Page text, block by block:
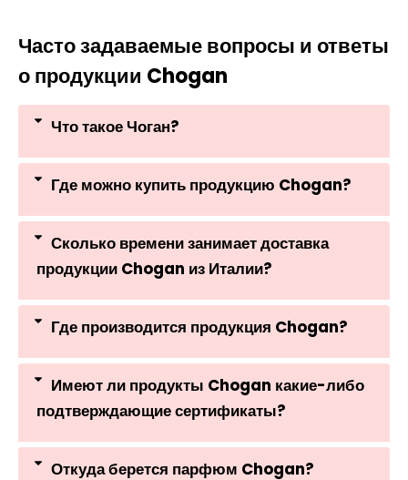
Часто задаваемые вопросы и ответы
о продукции Chogan
Что такое Чоган?
Где можно купить продукцию Chogan?
Сколько времени занимает доставка
продукции Chogan из Италии?
Где производится продукция Chogan?
Имеют ли продукты Chogan какие-либо
подтверждающие сертификаты?
Откуда берется парфюм Chogan?